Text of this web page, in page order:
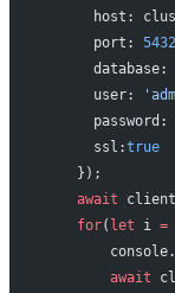
host:
      port:
5432
      database:
      user:
password:
      ssl:
true
    });
    await
    for
( let i =
        console.
        await